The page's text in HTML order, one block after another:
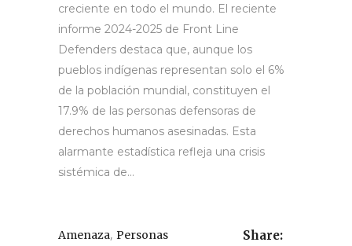
creciente en todo el mundo. El reciente
informe 2024-2025 de Front Line
Defenders destaca que, aunque los
pueblos indígenas representan solo el 6%
de la población mundial, constituyen el
17.9% de las personas defensoras de
derechos humanos asesinadas. Esta
alarmante estadística refleja una crisis
sistémica de...
Amenaza, Personas
Share: